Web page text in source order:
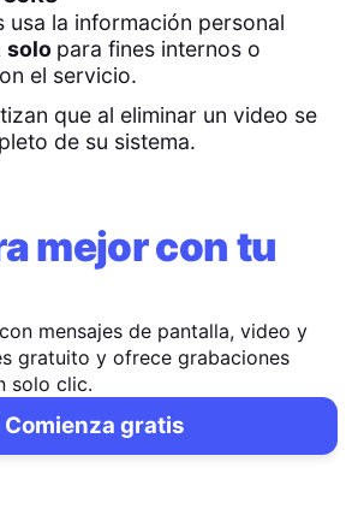
usa la información personal
solo para fines internos o
el servicio.
que al eliminar un video se
de su sistema.
mejor con tu
mensajes de pantalla, video y
gratuito y ofrece grabaciones
solo clic.
Comienza gratis